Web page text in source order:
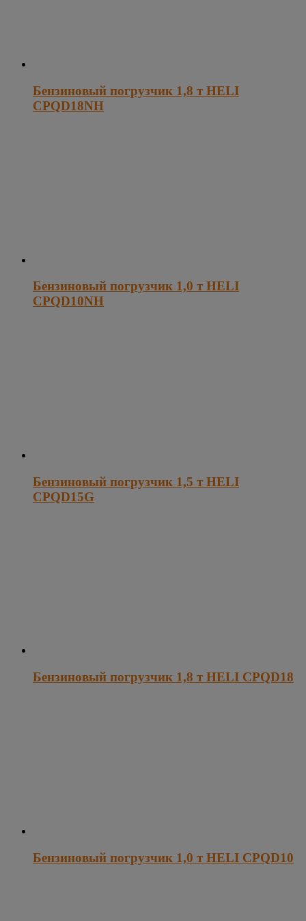
Бензиновый погрузчик 1,8 т HELI
CPQD18NH
Бензиновый погрузчик 1,0 т HELI
CPQD10NH
Бензиновый погрузчик 1,5 т HELI
CPQD15G
Бензиновый погрузчик 1,8 т HELI CPQD18
Бензиновый погрузчик 1,0 т HELI CPQD10